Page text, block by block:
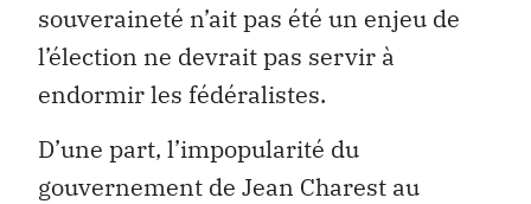
souveraineté n’ait pas été un enjeu de
l’élection ne devrait pas servir à
endormir les fédéralistes.
D’une part, l’impopularité du
gouvernement de Jean Charest au